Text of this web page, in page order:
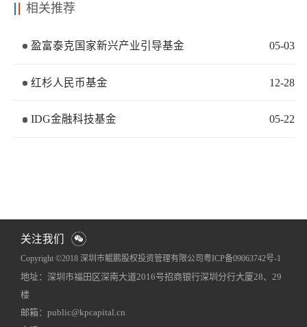
相关推荐
盈富泰克国家新兴产业引导基金 05-03
红杉人民币基金 12-28
IDG金融科技基金 05-22
关注我们
Copyright ©2018 深圳市鲲鹏股权投资管理有限公司粤ICP备09063742号-1
网站地图犀牛云提供企业云服务
地址：深圳市福田区深南大道2016号招商银行深圳分行大厦28、29
楼
邮箱：public@kpcapital.cn